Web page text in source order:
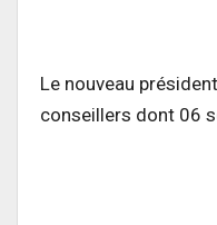
Le nouveau
conseillers dont 06